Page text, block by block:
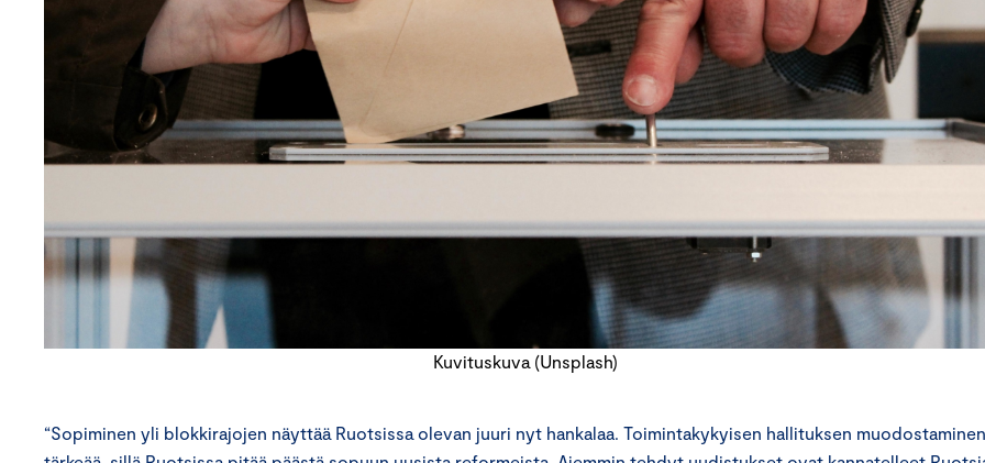
Kuvituskuva (Unsplash)
“Sopiminen yli blokkirajojen näyttää Ruotsissa olevan juuri nyt hankalaa. Toimintakykyisen hallituksen